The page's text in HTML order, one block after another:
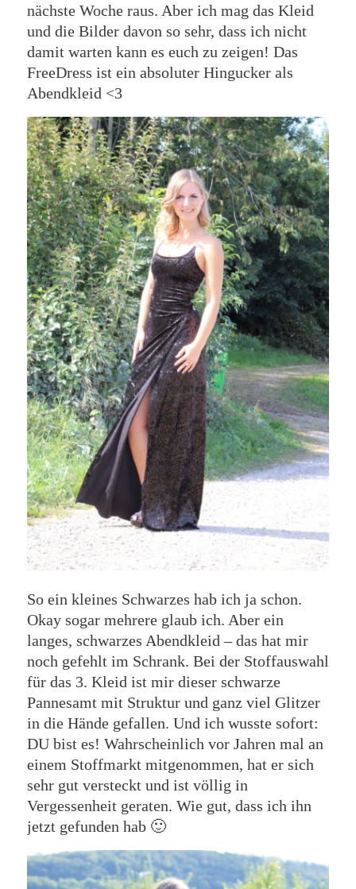
nächste Woche raus. Aber ich mag das Kleid
und die Bilder davon so sehr, dass ich nicht
damit warten kann es euch zu zeigen! Das
FreeDress ist ein absoluter Hingucker als
Abendkleid <3
So ein kleines Schwarzes hab ich ja schon.
Okay sogar mehrere glaub ich. Aber ein
langes, schwarzes Abendkleid – das hat mir
noch gefehlt im Schrank. Bei der Stoffauswahl
für das 3. Kleid ist mir dieser schwarze
Pannesamt mit Struktur und ganz viel Glitzer
in die Hände gefallen. Und ich wusste sofort:
DU bist es! Wahrscheinlich vor Jahren mal an
einem Stoffmarkt mitgenommen, hat er sich
sehr gut versteckt und ist völlig in
Vergessenheit geraten. Wie gut, dass ich ihn
jetzt gefunden hab 🙂